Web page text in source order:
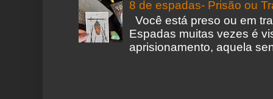
8 de espadas- Prisão ou
Você está preso ou em
Espadas muitas vezes é
aprisionamento, aquela